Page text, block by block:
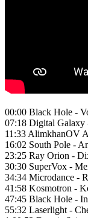
00:00 Black Hole -
07:18 Digital Galaxy
11:33 AlimkhanOV
16:02 South Pole -
23:25 Ray Orion -
30:30 SuperVox -
34:34 Microdance -
41:58 Kosmotron -
47:45 Black Hole -
55:32 Laserlight -